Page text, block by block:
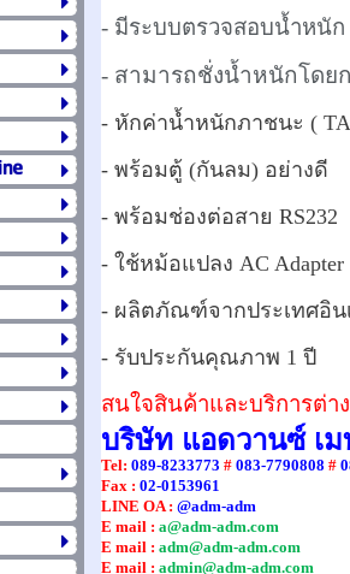
- มีระบบตรวจสอบน้ำหนัก
- สามารถชั่งน้ำหนักโดยก
- หักค่าน้ำหนักภาชนะ (
- พร้อมตู้ (กันลม) อย่างดี
- พร้อมช่องต่อสาย RS232
- ใช้หม้อแปลง AC Adapter
- ผลิตภัณฑ์จากประเทศอิน
- รับประกันคุณภาพ 1 ปี
สนใจสินค้าและบริการต่
บริษัท แอดวานซ์ เ
Tel: 089-8233773 # 083-7790808 #
Fax : 02-0153961
LINE OA : @adm-adm
E mail : a@adm-adm.com
E mail : adm@adm-adm.com
E mail : admin@adm-adm.com